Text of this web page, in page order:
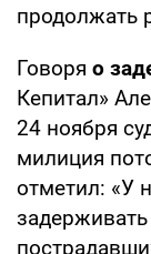
продолжать
Говоря о
Кепитал»
24 ноября
милиция
отметил: «У